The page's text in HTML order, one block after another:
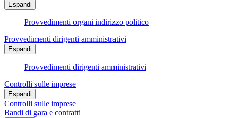
Espandi
Provvedimenti organi indirizzo politico
Provvedimenti dirigenti amministrativi
Espandi
Provvedimenti dirigenti amministrativi
Controlli sulle imprese
Espandi
Controlli sulle imprese
Bandi di gara e contratti